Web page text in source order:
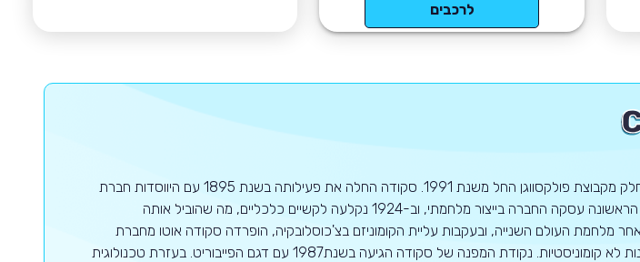
לרכבים
סקודה היא יצרנית רכב צ'כית גדולה, וחלק מקבוצת פולקסווגן החל משנת 1991. סקודה החלה את פעילותה בשנת 1895 עם היווסדות חברת
"לורין את קלמנט". בזמן מלחמת העולם הראשונה עסקה החברה בייצור מלחמתי, וב-1924 נקלעה לקשיים כלכליים, מה שהוביל אותה
מלחמת העולם השנייה, ובעקבות עליית הקומוניזם בצ'כוסלובקיה, הופרדה סקודה אוטו מחברת
האם סקודה, ואיבדה שווקים רבים במדינות לא קומוניסטיות. נקודת המפנה של סקודה הגיעה בשנת1987 עם דגם הפייבוריט. בעזרת טכנולוגית